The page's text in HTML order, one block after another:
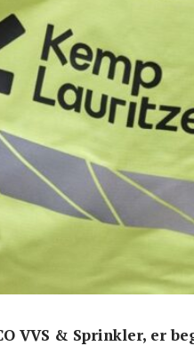
VVS & Sprinkler, er